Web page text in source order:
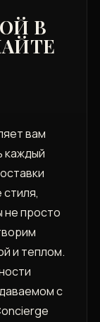
В
вам
каждый
не просто
и теплом.
с